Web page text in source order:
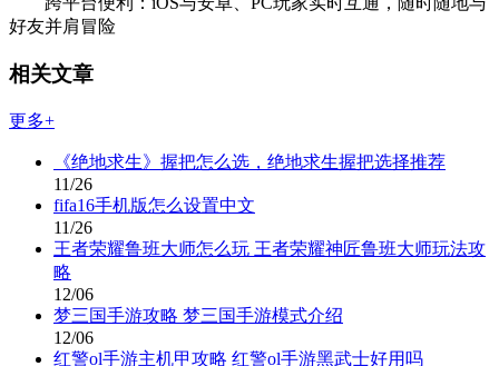
好友并肩冒险
相关文章
更多+
《绝地求生》握把怎么选，绝地求生握把选择推荐
11/26
fifa16手机版怎么设置中文
11/26
王者荣耀鲁班大师怎么玩 王者荣耀神匠鲁班大师玩法攻
略
12/06
梦三国手游攻略 梦三国手游模式介绍
12/06
红警ol手游主机甲攻略 红警ol手游黑武士好用吗